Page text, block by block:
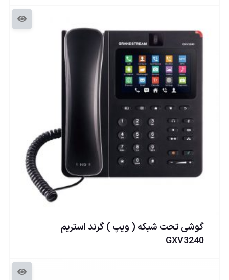
گوشی تحت شبكه ( ويپ ) گرند استریم
GXV3240